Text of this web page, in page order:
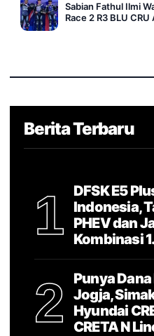
Sabian Fathul Ilmi
Race 2 R3 BLU
Berita Terbaru
1
DFSK E5
Indonesia,
PHEV dan
Kombinasi
2
Punya
Jogja,
Hyundai
CRETA N